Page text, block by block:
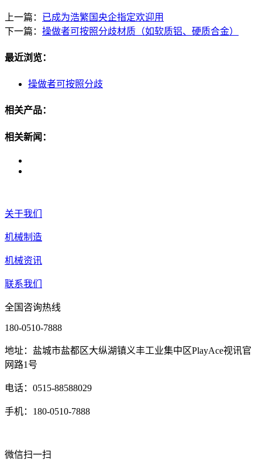
上一篇： 已成为浩繁国央企指定欢迎用
下一篇： 操做者可按照分歧材质（如软质铝、硬质合金）
最近浏览：
操做者可按照分歧
相关产品：
相关新闻：
关于我们
机械制造
机械资讯
联系我们
全国咨询热线
180-0510-7888
地址：盐城市盐都区大纵湖镇义丰工业集中区PlayAce视讯官
网路1号
电话：0515-88588029
手机：180-0510-7888
微信扫一扫